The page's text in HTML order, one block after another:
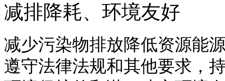
减排降耗、环境友好
减少污染物排放降低资源能
遵守法律法规和其他要求，